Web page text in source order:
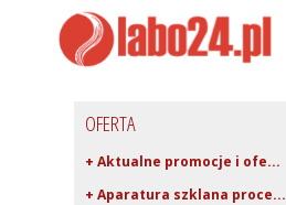
OFERTA
+ Aktualne promocje i ofe...
+ Aparatura szklana proce...